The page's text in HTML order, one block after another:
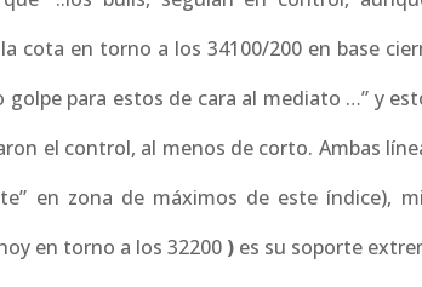
cota en torno a los 34100/200 en base
golpe para estos de cara al mediato …” y
el control, al menos de corto. Ambas
en zona de máximos de este índice),
en torno a los 32200 ) es su soporte